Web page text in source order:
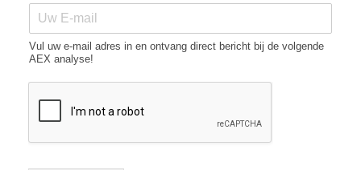
Vul uw e-mail adres in en ontvang direct bericht bij de volgende
AEX analyse!